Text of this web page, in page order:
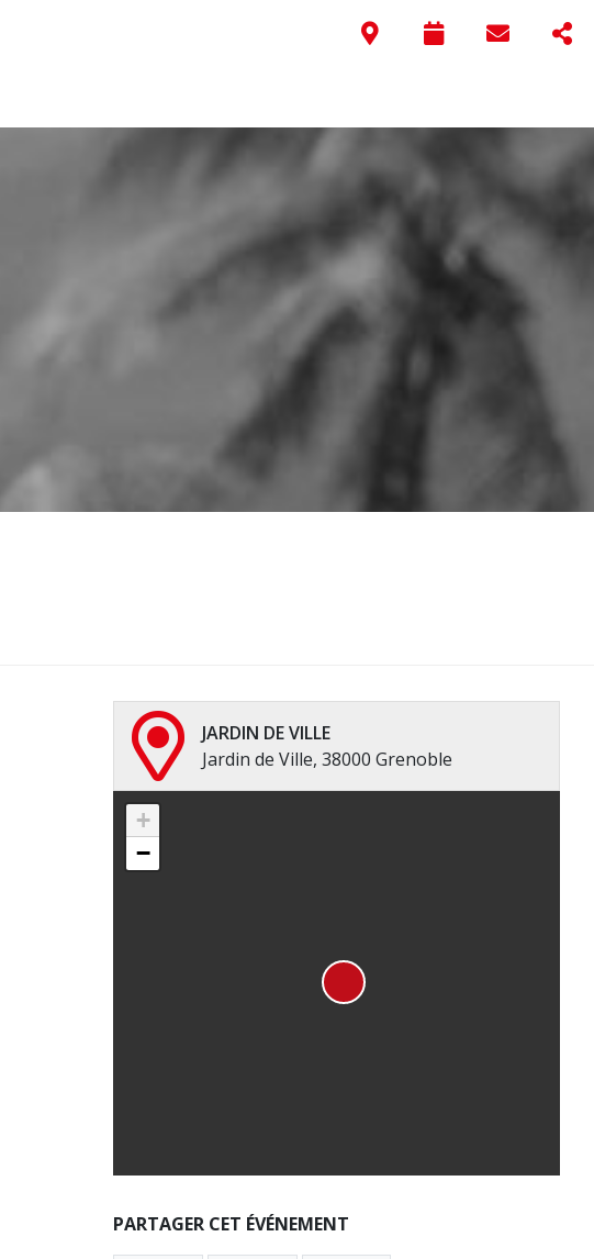
JARDIN DE VILLE
Jardin de Ville, 38000 Grenoble
+
−
PARTAGER CET ÉVÉNEMENT